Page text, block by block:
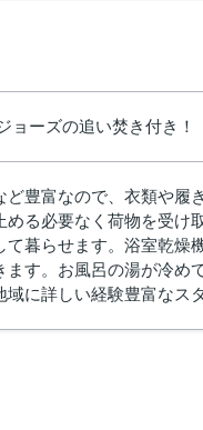
ョーズの追い焚き付き！
豊富なので、衣類や
る必要なく荷物を受
暮らせます。浴室乾
す。お風呂の湯が冷
に詳しい経験豊富なス